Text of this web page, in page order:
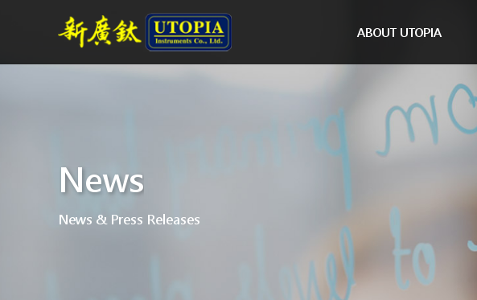
ABOUT UTOPIA
News
News & Press Releases